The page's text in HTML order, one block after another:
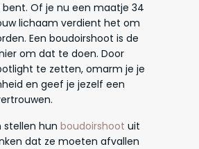
bent. Of je nu een maatje 34
lichaam verdient het om
Een boudoirshoot is de
om dat te doen. Door
te zetten, omarm je je
en geef je jezelf een
stellen hun boudoirshoot uit
dat ze moeten afvallen